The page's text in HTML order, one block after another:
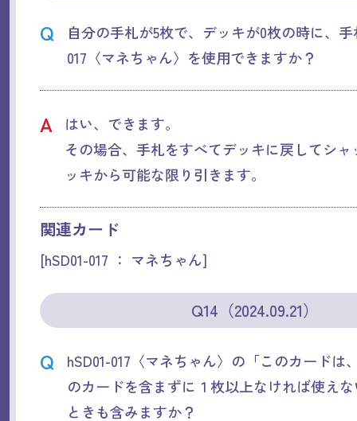
Q
自分の手札が5枚で、デッキが0枚の時に、手
017〈マネちゃん〉を使用できますか？
A
はい、できます。
その場合、手札をすべてデッキに戻してシ
ッキから可能な限り引きます。
関連カード
[hSD01-017 ： マネちゃん]
Q14（2024.09.21）
Q
hSD01-017〈マネちゃん〉の「このカードは
のカードを含まずに１枚以上なければ使え
ときも含みますか？